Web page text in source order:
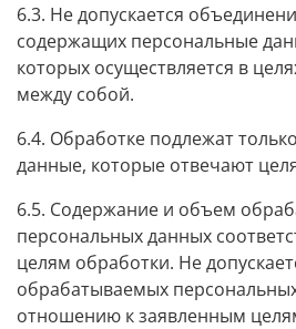
6.3. Не допускается
содержащих персональные
которых осуществляется в
между собой.
6.4. Обработке подлежат
данные, которые отвечают
6.5. Содержание и объем
персональных данных
целям обработки. Не
обрабатываемых
отношению к заявленным